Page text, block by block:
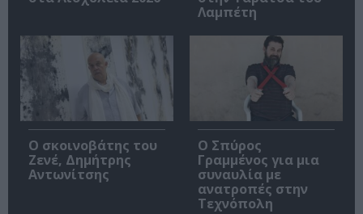
Λαμπέτη
Ο σκοινοβάτης του
Ζενέ, Δημήτρης
Αντωνίτσης
Ο Σπύρος
Γραμμένος για μια
συναυλία με
ανατροπές στην
Τεχνόπολη